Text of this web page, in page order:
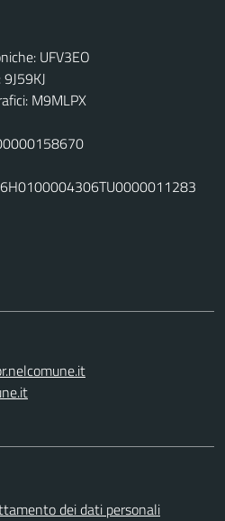
UFV3EO
M9MLPX
dei dati personali